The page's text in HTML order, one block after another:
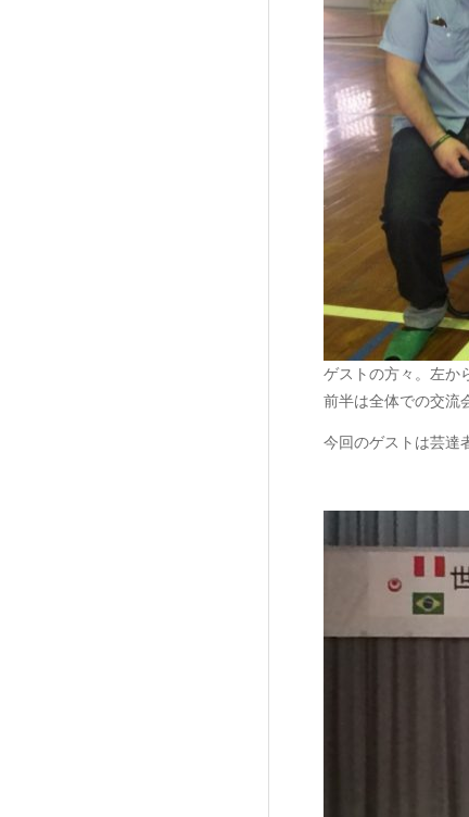
ゲストの方々。左か
前半は全体での交流
今回のゲストは芸達